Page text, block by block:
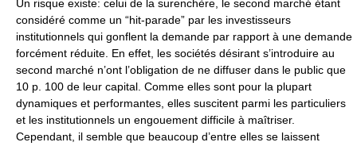
Un risque existe: celui de la surenchère, le second marché étant
considéré comme un “hit-parade” par les investisseurs
institutionnels qui gonflent la demande par rapport à une demande
forcément réduite. En effet, les sociétés désirant s’introduire au
second marché n’ont l’obligation de ne diffuser dans le public que
10 p. 100 de leur capital. Comme elles sont pour la plupart
dynamiques et performantes, elles suscitent parmi les particuliers
et les institutionnels un engouement difficile à maîtriser.
Cependant, il semble que beaucoup d’entre elles se laissent